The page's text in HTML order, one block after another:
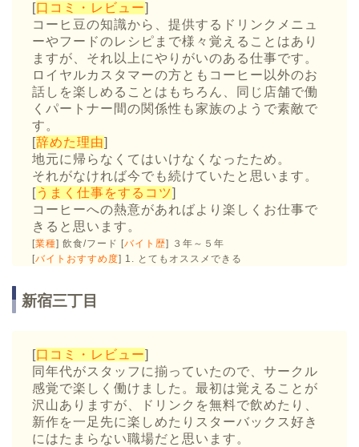
[口コミ・レビュー]
コーヒ豆の知識から、提供するドリンクメニュ
ーやフードのレシピまで様々覚えることはあり
ますが、それ以上にやりがいのある仕事です。
ロイヤルカスタマーの方ともコーヒー以外のお
話しを楽しめることはもちろん、同じ店舗で働
くパートナー間の関係性も家族のようで素敵で
す。
[辞めた理由]
地元に帰らなくてはいけなくなったため。
それがなければ今でも続けていたと思います。
[うまく仕事をするコツ]
コーヒーへの熱意があればより楽しくお仕事で
きると思います。
[業種] 飲食/フード [バイト歴] ３年～５年
[バイトおすすめ度] 1. とてもオススメできる
新宿三丁目
[口コミ・レビュー]
同年代がスタッフに揃っていたので、サークル
感覚で楽しく働けました。最初は覚えることが
沢山ありますが、ドリンクを無料で飲めたり、
新作を一足先に楽しめたりスターバックス好き
にはたまらない職場だと思います。